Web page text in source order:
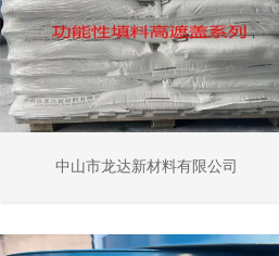
中山市龙达新材料有限公司